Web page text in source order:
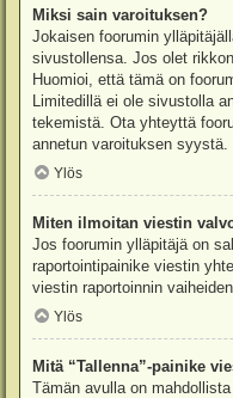
Miksi sain varoituksen?
Jokaisen foorumin
sivustollensa. Jos olet
Huomioi, että tämä on
Limitedillä ei ole sivustolla
tekemistä. Ota yhteyttä
annetun varoituksen syystä.
Ylös
Miten ilmoitan viestin
Jos foorumin ylläpitäjä on
raportointipainike viestin
viestin raportoinnin
Ylös
Mitä “Tallenna”-painike
Tämän avulla on